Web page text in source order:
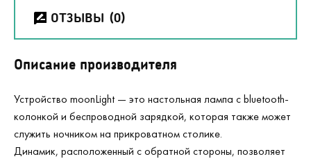
ОТЗЫВЫ (0)
Описание производителя
Устройство moonLight — это настольная лампа с bluetooth-
колонкой и беспроводной зарядкой, которая также может
служить ночником на прикроватном столике.
Динамик, расположенный с обратной стороны, позволяет